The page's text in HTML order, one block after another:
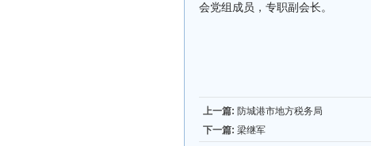
会党组成员，专职副会长。
上一篇: 防城港市地方税务局
下一篇: 梁继军